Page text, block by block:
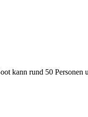
kann rund 50 Personen